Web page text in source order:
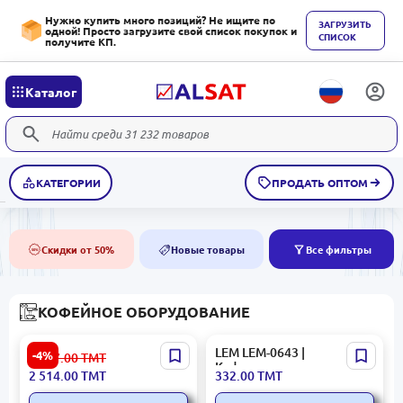
Нужно купить много позиций? Не ищите по
одной! Просто загрузите свой список покупок и
получите КП.
ЗАГРУЗИТЬ
СПИСОК
Каталог
КАТЕГОРИИ ПРОДАТЬ ОПТОМ
50% Скидки от 50% NEW Новые товары Все фильтры
КОФЕЙНОЕ ОБОРУДОВАНИЕ
-4%
Delonghi EC230.BK |
Рожковая кофеварка
эспрессо 15 бар
2 627.00ТМТ
2 514.00ТМТ
LEM LEM-0643 |
Кофемашина с высокой
производительностью
332.00ТМТ